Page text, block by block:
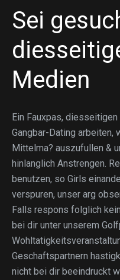
Sei
Medien
Ein Fauxpas,
Gangbar-Dating arbeiten,
Mittelma? auszufullen &
hinlanglich Anstrengen.
benutzen, so Girls
verspuren, unser arg
Falls respons folglich
bei dir unter unserem
Geschaftspartnern
nicht bei dir beeindruckt